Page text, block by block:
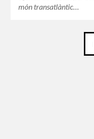
món transatlàntic…